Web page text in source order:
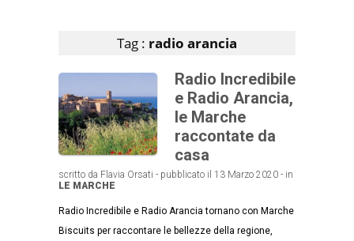
Tag : radio arancia
Radio Incredibile
e Radio Arancia,
le Marche
raccontate da
casa
scritto da Flavia Orsati - pubblicato il 13 Marzo 2020 - in
LE MARCHE
Radio Incredibile e Radio Arancia tornano con Marche
Biscuits per raccontare le bellezze della regione,